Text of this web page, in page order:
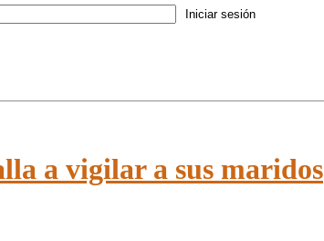
a vigilar a sus maridos